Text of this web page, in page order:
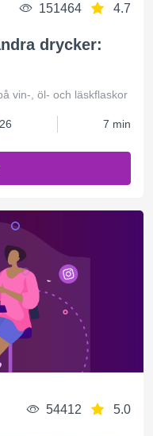
151464 4.7
drycker:
vin-, öl- och läskflaskor
7 min
54412 5.0